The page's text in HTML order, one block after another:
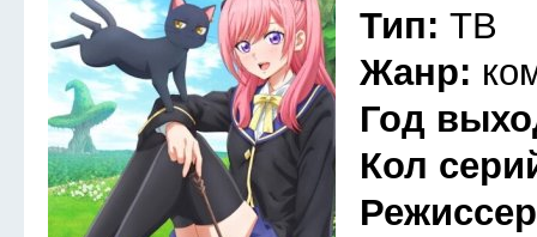
Тип: ТВ
Жанр:
Год
Кол